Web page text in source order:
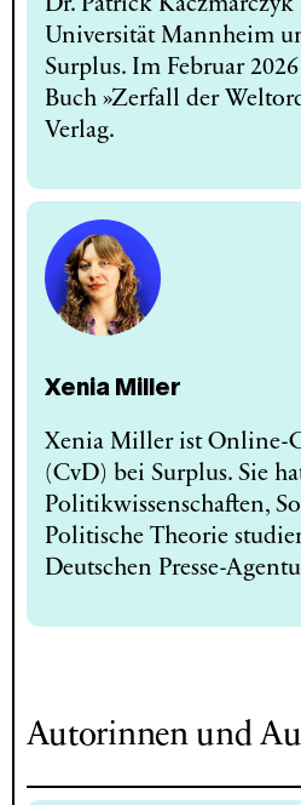
Dr. Patrick
Universität Mannheim
Surplus. Im Februar
Buch »Zerfall der
Verlag.
Xenia Miller
Xenia Miller ist Online-
(CvD) bei Surplus. Sie
Politikwissenschaften,
Politische Theorie
Deutschen Presse-
Autorinnen und